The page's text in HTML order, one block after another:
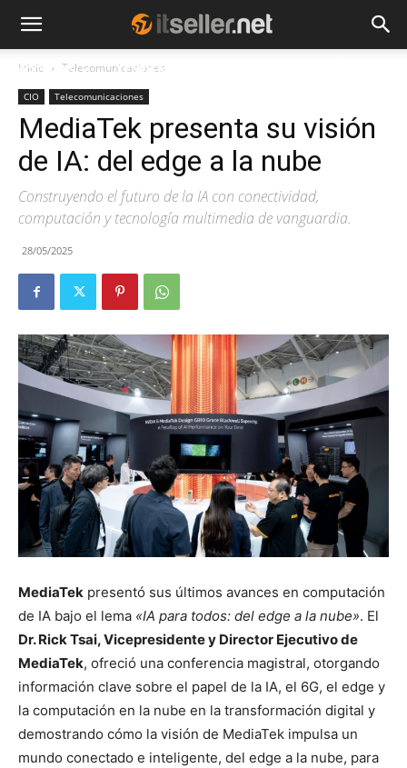
NOTICIAS TENDENCIAS
Inicio Telecomunicaciones
CIO Telecomunicaciones
MediaTek presenta su visión
de IA: del edge a la nube
Construyendo el futuro de la IA con conectividad,
computación y tecnología multimedia de vanguardia.
28/05/2025
MediaTek presentó sus últimos avances en computación
de IA bajo el lema «IA para todos: del edge a la nube». El
Dr. Rick Tsai, Vicepresidente y Director Ejecutivo de
MediaTek, ofreció una conferencia magistral, otorgando
información clave sobre el papel de la IA, el 6G, el edge y
la computación en la nube en la transformación digital y
demostrando cómo la visión de MediaTek impulsa un
mundo conectado e inteligente, del edge a la nube, para